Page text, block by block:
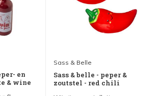
en
& wine
Sass & Belle
Sass & belle - peper &
zoutstel - red chili